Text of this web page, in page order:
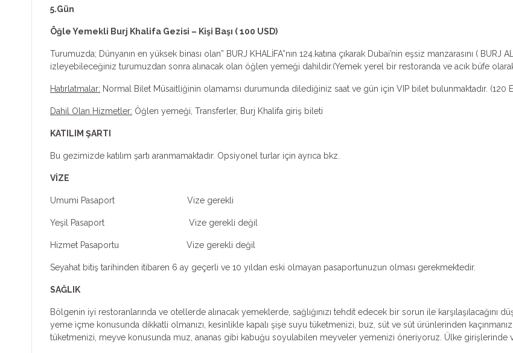
5.Gün
Öğle Yemekli Burj Khalifa Gezisi – Kişi Başı ( 100 USD)
Turumuzda; Dünyanın en yüksek binası olan” BURJ KHALİFA”nın 124.katına çıkarak Dubai’nin eşsiz manzarasını ( BURJ
izleyebileceğiniz turumuzdan sonra alınacak olan öğlen yemeği dahildir.(Yemek yerel bir restoranda ve acık büfe olarak
Hatırlatmalar: Normal Bilet Müsaitliğinin olamamsı durumunda dilediğiniz saat ve gün için VIP bilet bulunmaktadır. (120
Dahil Olan Hizmetler: Öğlen yemeği, Transferler, Burj Khalifa giriş bileti
KATILIM ŞARTI
Bu gezimizde katılım şartı aranmamaktadır. Opsiyonel turlar için ayrıca bkz.
VİZE
Umumi Pasaport Vize gerekli
Yeşil Pasaport Vize gerekli değil
Hizmet Pasaportu Vize gerekli değil
Seyahat bitiş tarihinden itibaren 6 ay geçerli ve 10 yıldan eski olmayan pasaportunuzun olması gerekmektedir.
SAĞLIK
Bölgenin iyi restoranlarında ve otellerde alınacak yemeklerde, sağlığınızı tehdit edecek bir sorun ile karşılaşılacağını
yeme içme konusunda dikkatli olmanızı, kesinlikle kapalı şişe suyu tüketmenizi, buz, süt ve süt ürünlerinden
tüketmenizi, meyve konusunda muz, ananas gibi kabuğu soyulabilen meyveler yemenizi öneriyoruz. Ülke girişlerinde